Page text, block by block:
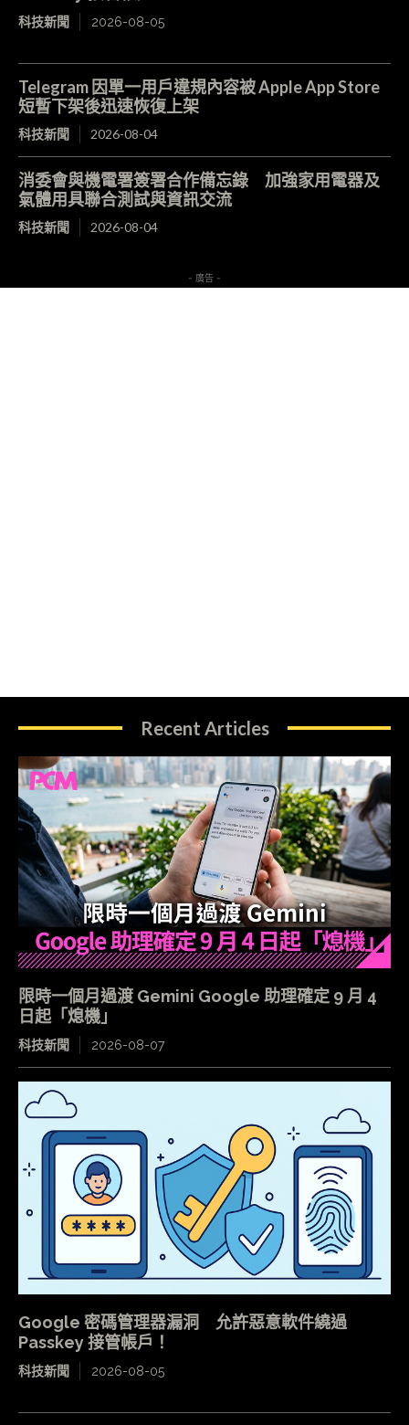
科技新聞 2026-08-05
Telegram 因單一用戶違規內容被 Apple App Store
短暫下架後迅速恢復上架
科技新聞 2026-08-04
消委會與機電署簽署合作備忘錄 加強家用電器及
氣體用具聯合測試與資訊交流
科技新聞 2026-08-04
- 廣告 -
Recent Articles
限時一個月過渡 Gemini Google 助理確定 9 月 4
日起「熄機」
科技新聞 2026-08-07
Google 密碼管理器漏洞 允許惡意軟件繞過
Passkey 接管帳戶！
科技新聞 2026-08-05